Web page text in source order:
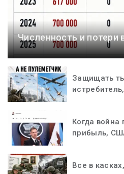
Численность и потери
Защищать
Когда война
прибыль,
Все в